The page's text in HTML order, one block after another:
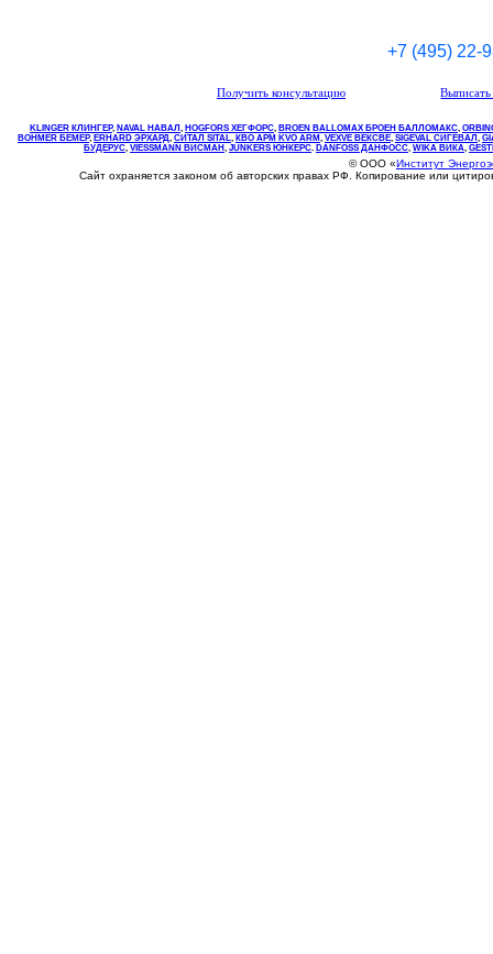
+7 (495) 22-
Получить консультацию
KLINGER КЛИНГЕР, NAVAL НАВАЛ , НOGFORS ХЕГФОРС, BROEN BALLOMAX БРОЕН БАЛЛОМАКС,
BOHMER БЕМЕР, ERHARD ЭРХАРД, СИТАЛ SITAL, КВО АРМ KVO ARM, VEXVE ВЕКСВЕ, SIGEVAL СИГЕВАЛ ,
БУДЕРУС, VIESSMANN ВИСМАН , JUNKERS ЮНКЕРС. DANFOSS ДАНФОСС, WIKA ВИКА,
© ООО «Институт
Сайт охраняется законом об авторских правах РФ. Копирование или